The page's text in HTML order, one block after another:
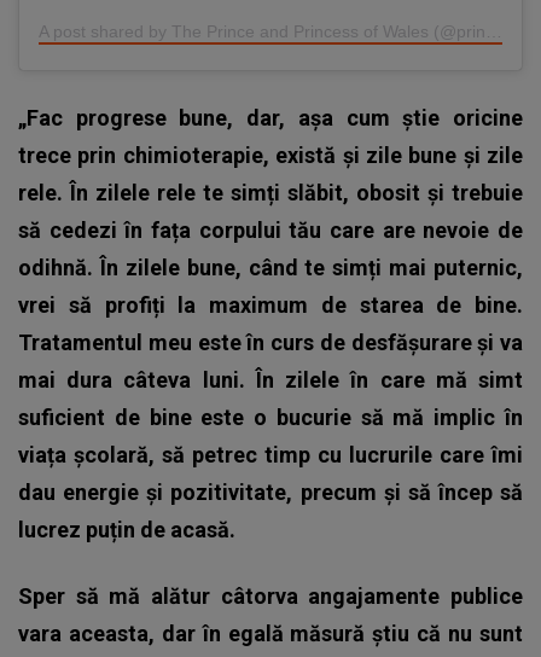
„Fac progrese bune, dar, așa cum știe oricine
trece prin chimioterapie, există și zile bune și zile
rele. În zilele rele te simți slăbit, obosit și trebuie
să cedezi în fața corpului tău care are nevoie de
odihnă. În zilele bune, când te simți mai puternic,
vrei să profiți la maximum de starea de bine.
Tratamentul meu este în curs de desfășurare și va
mai dura câteva luni. În zilele în care mă simt
suficient de bine este o bucurie să mă implic în
viața școlară, să petrec timp cu lucrurile care îmi
dau energie și pozitivitate, precum și să încep să
lucrez puțin de acasă.
Sper să mă alătur câtorva angajamente publice
vara aceasta, dar în egală măsură știu că nu sunt